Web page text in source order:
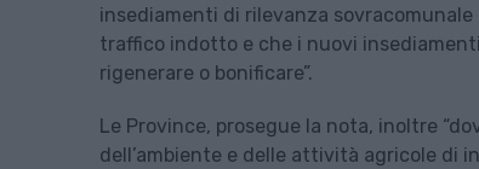
insediamenti di rilevanza
traffico indotto e che i nuovi
rigenerare o bonificare”.
Le Province, prosegue la nota, inoltre
dell’ambiente e delle attività agricole di